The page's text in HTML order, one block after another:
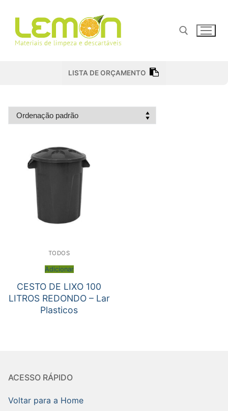
para
conteúdo
Pesquisar por:
LISTA DE ORÇAMENTO
TODOS
Adicionar
CESTO DE LIXO 100
LITROS REDONDO – Lar
Plasticos
ACESSO RÁPIDO
Voltar para a Home